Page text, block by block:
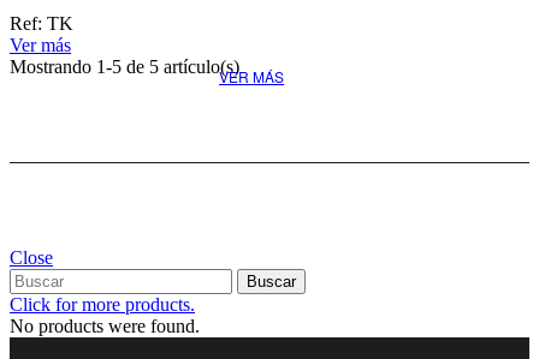
Ref: TK
Ver más
Mostrando 1-5 de 5 artículo(s)
VER MÁS
Close
Buscar
Click for more products.
No products were found.